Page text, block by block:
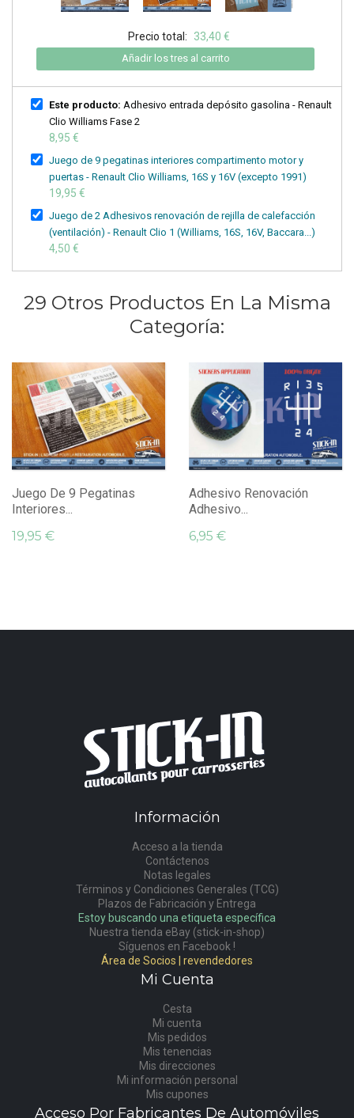
Precio total: 33,40 €
Añadir los tres al carrito
Este producto: Adhesivo entrada depósito gasolina - Renault
Clio Williams Fase 2
8,95 €
Juego de 9 pegatinas interiores compartimento motor y
puertas - Renault Clio Williams, 16S y 16V (excepto 1991)
19,95 €
Juego de 2 Adhesivos renovación de rejilla de calefacción
(ventilación) - Renault Clio 1 (Williams, 16S, 16V, Baccara...)
4,50 €
29 Otros Productos En La Misma
Categoría:
Juego De 9 Pegatinas
Interiores...
19,95 €
Adhesivo Renovación
Adhesivo...
6,95 €
Información
Acceso a la tienda
Contáctenos
Notas legales
Términos y Condiciones Generales (TCG)
Plazos de Fabricación y Entrega
Estoy buscando una etiqueta específica
Nuestra tienda eBay (stick-in-shop)
Síguenos en Facebook !
Área de Socios | revendedores
Mi Cuenta
Cesta
Mi cuenta
Mis pedidos
Mis tenencias
Mis direcciones
Mi información personal
Mis cupones
Acceso Por Fabricantes De Automóviles